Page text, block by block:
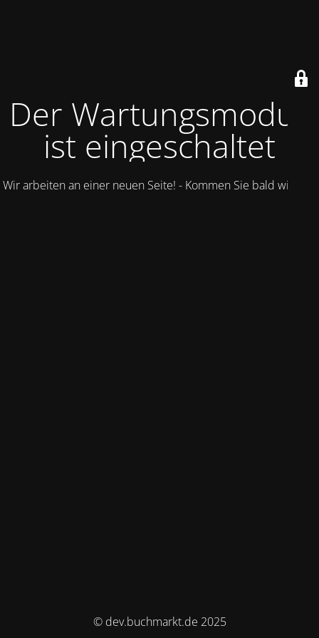
Der Wartungsmodus
ist eingeschaltet
Wir arbeiten an einer neuen Seite! - Kommen Sie bald wieder.
© dev.buchmarkt.de 2025